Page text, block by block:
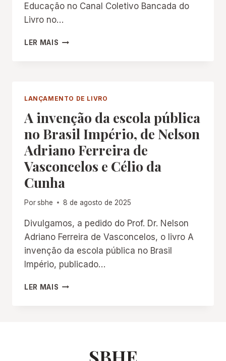
Educação no Canal Coletivo Bancada do
Livro no…
LER MAIS LIVES
BRASIL
LANÇAMENTO DE LIVRO
A invenção da escola pública
no Brasil Império, de Nelson
Adriano Ferreira de
Vasconcelos e Célio da
Cunha
Porsbhe 8 de agosto de 2025
Divulgamos, a pedido do Prof. Dr. Nelson
Adriano Ferreira de Vasconcelos, o livro A
invenção da escola pública no Brasil
Império, publicado…
LER MAIS A
IMPÉRIO,